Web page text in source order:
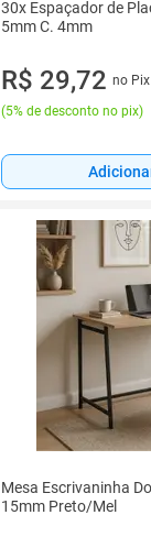
30x Espaçador de
5mm C. 4mm
R$ 29,72 no Pix
(5% de desconto no pix)
Mesa Escrivaninha
15mm Preto/Mel